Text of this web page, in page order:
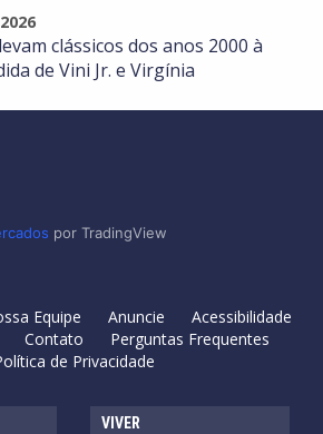
clássicos dos anos 2000 à
de Vini Jr. e Virgínia
por TradingView
Equipe Anuncie
Acessibilidade
Contato
Perguntas Frequentes
de Privacidade
VIVER